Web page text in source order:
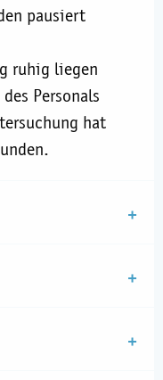
pausiert
ruhig liegen
Personals
hat